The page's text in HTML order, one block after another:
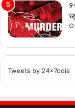
୨
Tweets by 24x7odia